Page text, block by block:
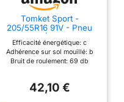
Tomket Sport -
205/55R16 91V - Pneu
Été
Efficacité énergétique: c
Adhérence sur sol mouillé: b
Bruit de roulement: 69 db
42,10 €